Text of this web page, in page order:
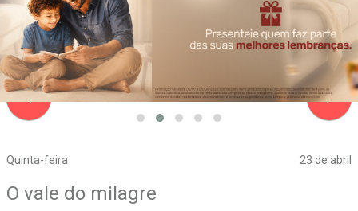
Quinta-feira 23 de abril
navigate_before
O vale do milagre
navigate_next